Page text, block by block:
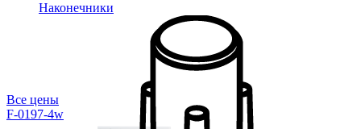
Наконечники
Все цены
F-0197-4w